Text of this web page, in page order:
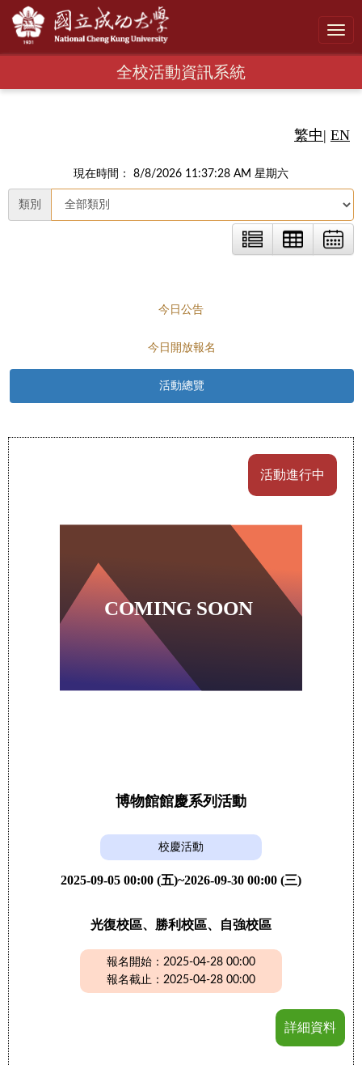
全校活動資訊系統
繁中| EN
現在時間： 8/8/2026 11:37:29 AM 星期六
類別
今日公告
今日開放報名
活動總覽
活動進行中
博物館館慶系列活動
校慶活動
2025-09-05 00:00 (五)~2026-09-30 00:00 (三)
光復校區、勝利校區、自強校區
報名開始：2025-04-28 00:00
報名截止：2025-04-28 00:00
詳細資料